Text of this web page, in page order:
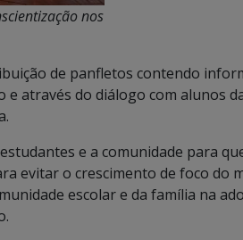
nos
de panfletos contendo
e através do diálogo com alunos
e a comunidade para
evitar o crescimento de foco do
escolar e da família na